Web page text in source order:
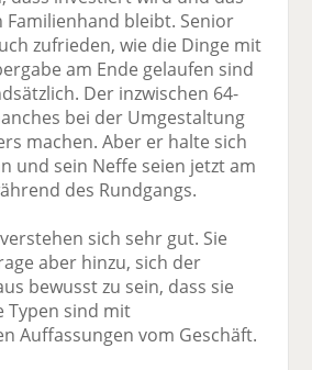
bleibt. Senior
zufrieden, wie die Dinge mit
am Ende gelaufen sind
Der inzwischen 64-
bei der Umgestaltung
machen. Aber er halte sich
und sein Neffe seien jetzt am
des Rundgangs.
sich sehr gut. Sie
aber hinzu, sich der
bewusst zu sein, dass sie
Typen sind mit
Auffassungen vom Geschäft.